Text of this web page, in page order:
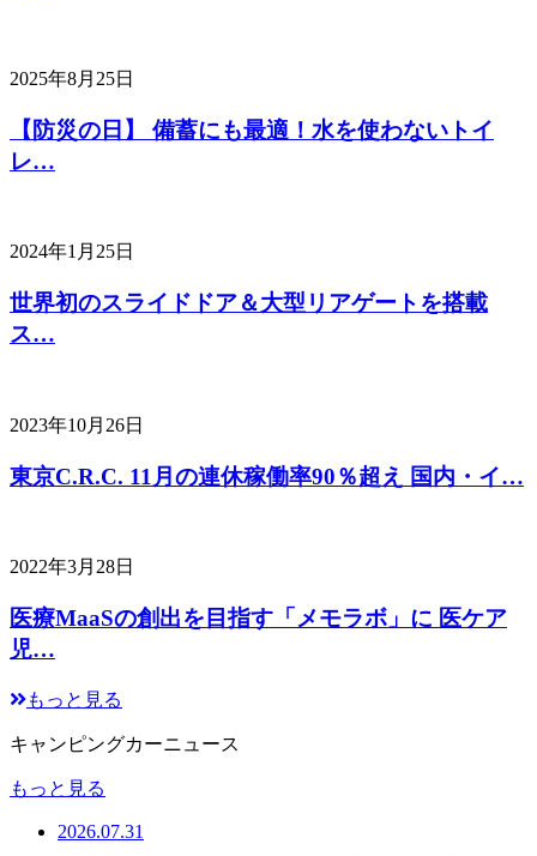
2025年8月25日
【防災の日】 備蓄にも最適！水を使わないトイ
レ…
2024年1月25日
世界初のスライドドア＆大型リアゲートを搭載
ス…
2023年10月26日
東京C.R.C. 11月の連休稼働率90％超え 国内・イ…
2022年3月28日
医療MaaSの創出を目指す「メモラボ」に 医ケア
児…
もっと見る
キャンピングカーニュース
もっと見る
2026.07.31